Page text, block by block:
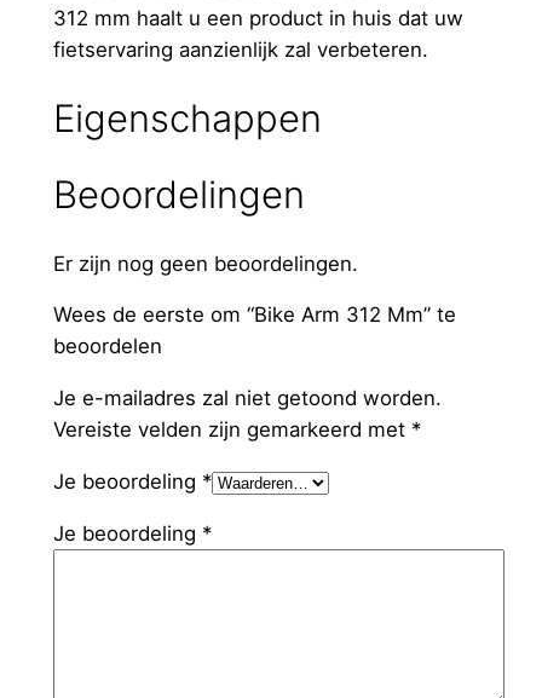
312 mm haalt u een product in huis dat uw
fietservaring aanzienlijk zal verbeteren.
Eigenschappen
Beoordelingen
Er zijn nog geen beoordelingen.
Wees de eerste om “Bike Arm 312 Mm” te
beoordelen
Je e-mailadres zal niet getoond worden.
Vereiste velden zijn gemarkeerd met *
Je beoordeling *
Je beoordeling *